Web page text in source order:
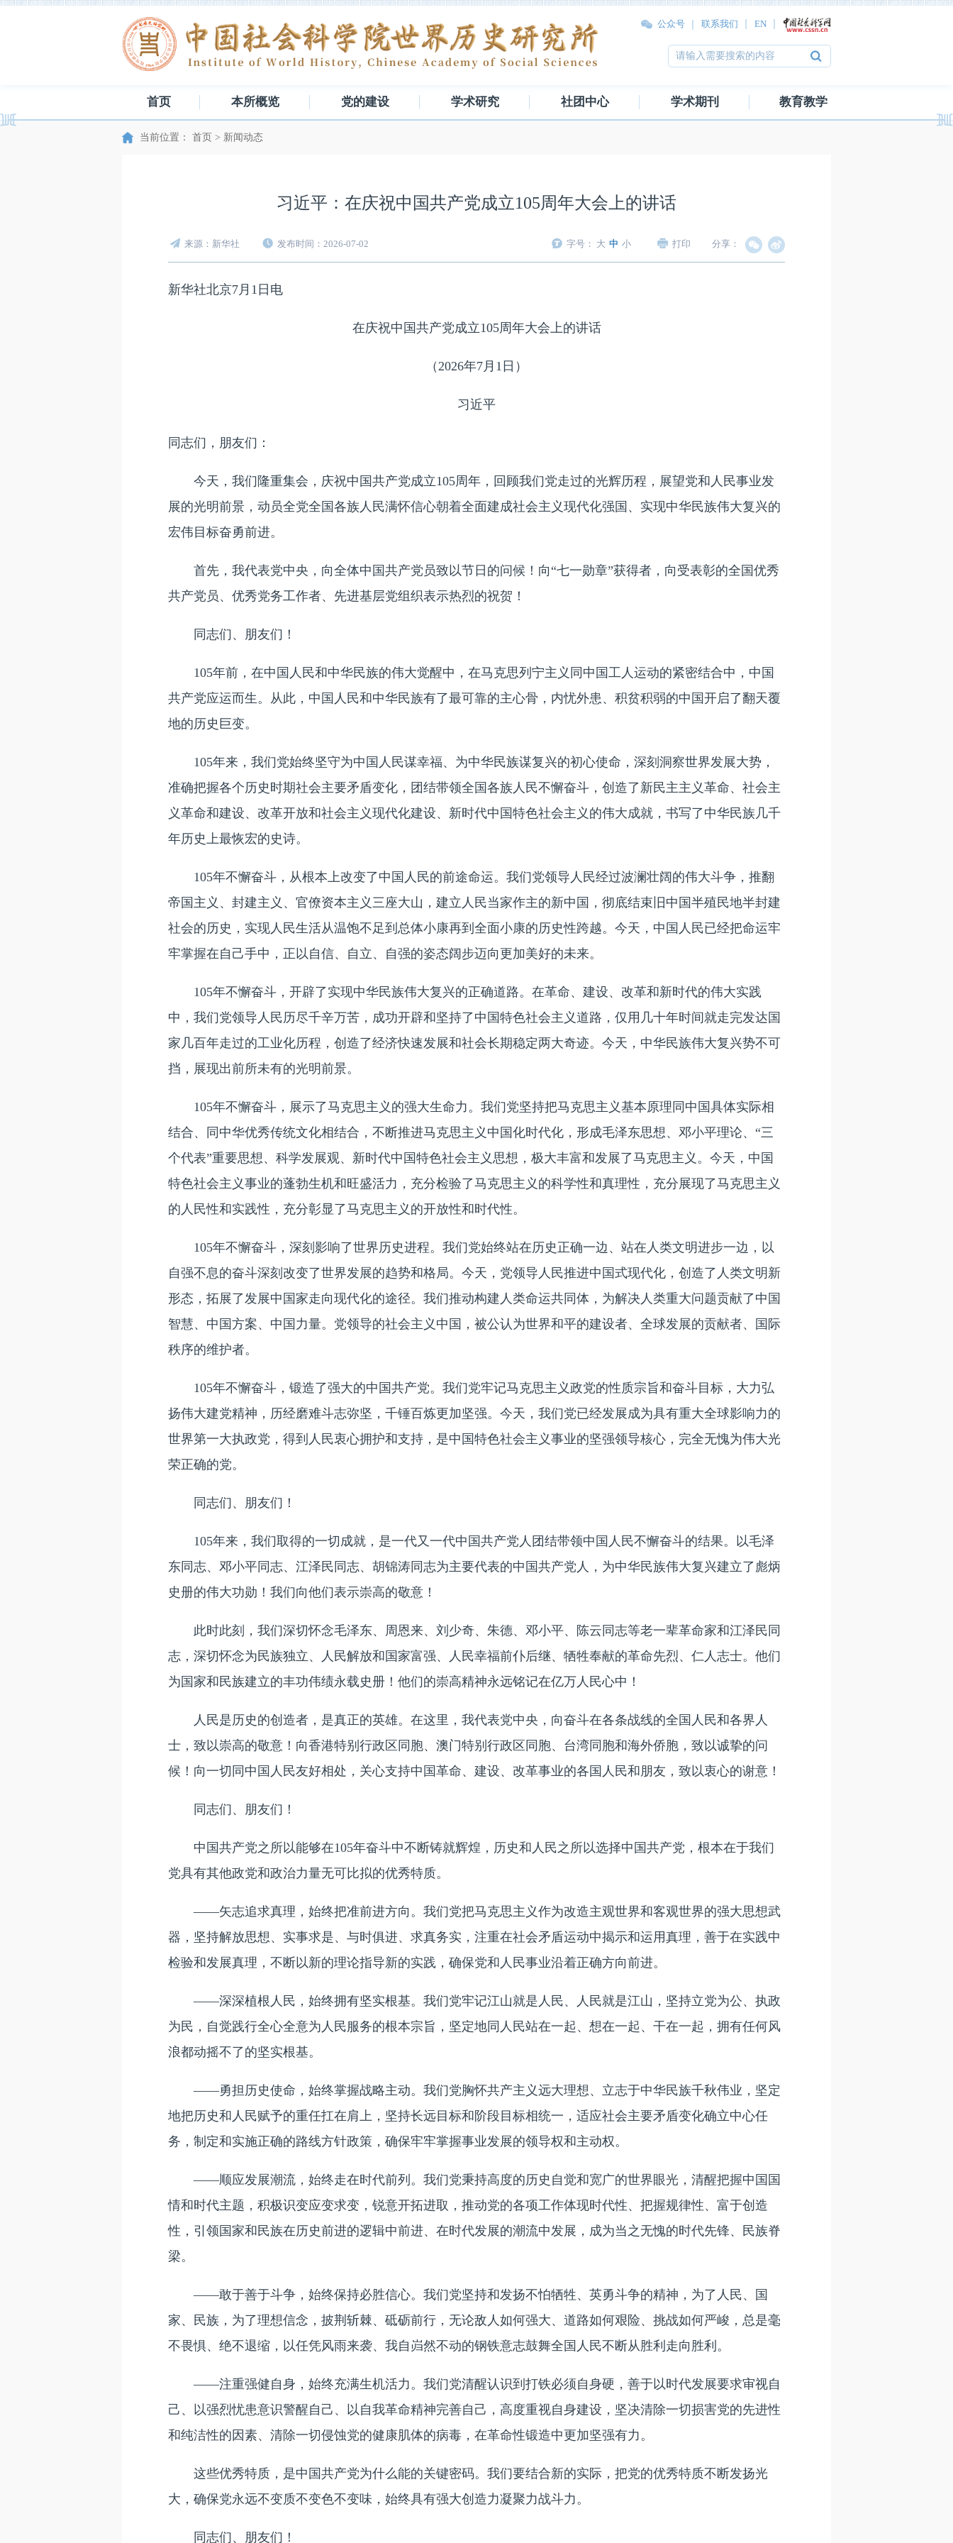
公众号 联系我们 EN
首页 本所概览 党的建设 学术研究 社团中心 学术期刊 教育教学
当前位置： 首页 > 新闻动态
习近平：在庆祝中国共产党成立105周年大会上的讲话
来源：新华社 发布时间：2026-07-02 字号： 大 中 小 打印 分享：
新华社北京7月1日电
在庆祝中国共产党成立105周年大会上的讲话
（2026年7月1日）
习近平
同志们，朋友们：
今天，我们隆重集会，庆祝中国共产党成立105周年，回顾我们党走过的光辉历程，展望党和人民事业发
展的光明前景，动员全党全国各族人民满怀信心朝着全面建成社会主义现代化强国、实现中华民族伟大复兴的
宏伟目标奋勇前进。
首先，我代表党中央，向全体中国共产党员致以节日的问候！向“七一勋章”获得者，向受表彰的全国优秀
共产党员、优秀党务工作者、先进基层党组织表示热烈的祝贺！
同志们、朋友们！
105年前，在中国人民和中华民族的伟大觉醒中，在马克思列宁主义同中国工人运动的紧密结合中，中国
共产党应运而生。从此，中国人民和中华民族有了最可靠的主心骨，内忧外患、积贫积弱的中国开启了翻天覆
地的历史巨变。
105年来，我们党始终坚守为中国人民谋幸福、为中华民族谋复兴的初心使命，深刻洞察世界发展大势，
准确把握各个历史时期社会主要矛盾变化，团结带领全国各族人民不懈奋斗，创造了新民主主义革命、社会主
义革命和建设、改革开放和社会主义现代化建设、新时代中国特色社会主义的伟大成就，书写了中华民族几千
年历史上最恢宏的史诗。
105年不懈奋斗，从根本上改变了中国人民的前途命运。我们党领导人民经过波澜壮阔的伟大斗争，推翻
帝国主义、封建主义、官僚资本主义三座大山，建立人民当家作主的新中国，彻底结束旧中国半殖民地半封建
社会的历史，实现人民生活从温饱不足到总体小康再到全面小康的历史性跨越。今天，中国人民已经把命运牢
牢掌握在自己手中，正以自信、自立、自强的姿态阔步迈向更加美好的未来。
105年不懈奋斗，开辟了实现中华民族伟大复兴的正确道路。在革命、建设、改革和新时代的伟大实践
中，我们党领导人民历尽千辛万苦，成功开辟和坚持了中国特色社会主义道路，仅用几十年时间就走完发达国
家几百年走过的工业化历程，创造了经济快速发展和社会长期稳定两大奇迹。今天，中华民族伟大复兴势不可
挡，展现出前所未有的光明前景。
105年不懈奋斗，展示了马克思主义的强大生命力。我们党坚持把马克思主义基本原理同中国具体实际相
结合、同中华优秀传统文化相结合，不断推进马克思主义中国化时代化，形成毛泽东思想、邓小平理论、“三
个代表”重要思想、科学发展观、新时代中国特色社会主义思想，极大丰富和发展了马克思主义。今天，中国
特色社会主义事业的蓬勃生机和旺盛活力，充分检验了马克思主义的科学性和真理性，充分展现了马克思主义
的人民性和实践性，充分彰显了马克思主义的开放性和时代性。
105年不懈奋斗，深刻影响了世界历史进程。我们党始终站在历史正确一边、站在人类文明进步一边，以
自强不息的奋斗深刻改变了世界发展的趋势和格局。今天，党领导人民推进中国式现代化，创造了人类文明新
形态，拓展了发展中国家走向现代化的途径。我们推动构建人类命运共同体，为解决人类重大问题贡献了中国
智慧、中国方案、中国力量。党领导的社会主义中国，被公认为世界和平的建设者、全球发展的贡献者、国际
秩序的维护者。
105年不懈奋斗，锻造了强大的中国共产党。我们党牢记马克思主义政党的性质宗旨和奋斗目标，大力弘
扬伟大建党精神，历经磨难斗志弥坚，千锤百炼更加坚强。今天，我们党已经发展成为具有重大全球影响力的
世界第一大执政党，得到人民衷心拥护和支持，是中国特色社会主义事业的坚强领导核心，完全无愧为伟大光
荣正确的党。
同志们、朋友们！
105年来，我们取得的一切成就，是一代又一代中国共产党人团结带领中国人民不懈奋斗的结果。以毛泽
东同志、邓小平同志、江泽民同志、胡锦涛同志为主要代表的中国共产党人，为中华民族伟大复兴建立了彪炳
史册的伟大功勋！我们向他们表示崇高的敬意！
此时此刻，我们深切怀念毛泽东、周恩来、刘少奇、朱德、邓小平、陈云同志等老一辈革命家和江泽民同
志，深切怀念为民族独立、人民解放和国家富强、人民幸福前仆后继、牺牲奉献的革命先烈、仁人志士。他们
为国家和民族建立的丰功伟绩永载史册！他们的崇高精神永远铭记在亿万人民心中！
人民是历史的创造者，是真正的英雄。在这里，我代表党中央，向奋斗在各条战线的全国人民和各界人
士，致以崇高的敬意！向香港特别行政区同胞、澳门特别行政区同胞、台湾同胞和海外侨胞，致以诚挚的问
候！向一切同中国人民友好相处，关心支持中国革命、建设、改革事业的各国人民和朋友，致以衷心的谢意！
同志们、朋友们！
中国共产党之所以能够在105年奋斗中不断铸就辉煌，历史和人民之所以选择中国共产党，根本在于我们
党具有其他政党和政治力量无可比拟的优秀特质。
——矢志追求真理，始终把准前进方向。我们党把马克思主义作为改造主观世界和客观世界的强大思想武
器，坚持解放思想、实事求是、与时俱进、求真务实，注重在社会矛盾运动中揭示和运用真理，善于在实践中
检验和发展真理，不断以新的理论指导新的实践，确保党和人民事业沿着正确方向前进。
——深深植根人民，始终拥有坚实根基。我们党牢记江山就是人民、人民就是江山，坚持立党为公、执政
为民，自觉践行全心全意为人民服务的根本宗旨，坚定地同人民站在一起、想在一起、干在一起，拥有任何风
浪都动摇不了的坚实根基。
——勇担历史使命，始终掌握战略主动。我们党胸怀共产主义远大理想、立志于中华民族千秋伟业，坚定
地把历史和人民赋予的重任扛在肩上，坚持长远目标和阶段目标相统一，适应社会主要矛盾变化确立中心任
务，制定和实施正确的路线方针政策，确保牢牢掌握事业发展的领导权和主动权。
——顺应发展潮流，始终走在时代前列。我们党秉持高度的历史自觉和宽广的世界眼光，清醒把握中国国
情和时代主题，积极识变应变求变，锐意开拓进取，推动党的各项工作体现时代性、把握规律性、富于创造
性，引领国家和民族在历史前进的逻辑中前进、在时代发展的潮流中发展，成为当之无愧的时代先锋、民族脊
梁。
——敢于善于斗争，始终保持必胜信心。我们党坚持和发扬不怕牺牲、英勇斗争的精神，为了人民、国
家、民族，为了理想信念，披荆斩棘、砥砺前行，无论敌人如何强大、道路如何艰险、挑战如何严峻，总是毫
不畏惧、绝不退缩，以任凭风雨来袭、我自岿然不动的钢铁意志鼓舞全国人民不断从胜利走向胜利。
——注重强健自身，始终充满生机活力。我们党清醒认识到打铁必须自身硬，善于以时代发展要求审视自
己、以强烈忧患意识警醒自己、以自我革命精神完善自己，高度重视自身建设，坚决清除一切损害党的先进性
和纯洁性的因素、清除一切侵蚀党的健康肌体的病毒，在革命性锻造中更加坚强有力。
这些优秀特质，是中国共产党为什么能的关键密码。我们要结合新的实际，把党的优秀特质不断发扬光
大，确保党永远不变质不变色不变味，始终具有强大创造力凝聚力战斗力。
同志们、朋友们！